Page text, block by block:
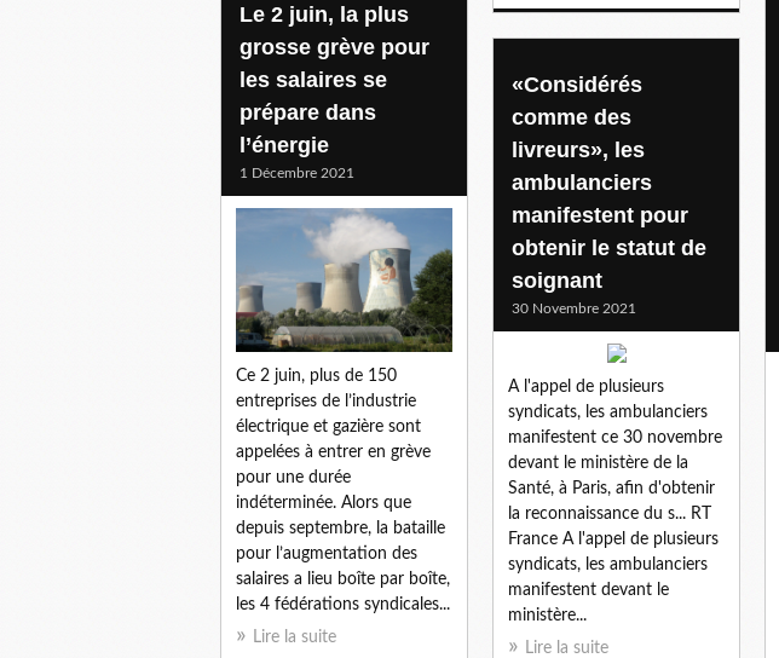
Le 2 juin, la plus
grosse grève pour
les salaires se
prépare dans
l’énergie
1 Décembre 2021
Ce 2 juin, plus de 150
entreprises de l’industrie
électrique et gazière sont
appelées à entrer en grève
pour une durée
indéterminée. Alors que
depuis septembre, la bataille
pour l’augmentation des
salaires a lieu boîte par boîte,
les 4 fédérations syndicales...
Lire la suite
«Considérés
comme des
livreurs», les
ambulanciers
manifestent pour
obtenir le statut de
soignant
30 Novembre 2021
A l'appel de plusieurs
syndicats, les ambulanciers
manifestent ce 30 novembre
devant le ministère de la
Santé, à Paris, afin d'obtenir
la reconnaissance du s... RT
France A l'appel de plusieurs
syndicats, les ambulanciers
manifestent devant le
ministère...
Lire la suite